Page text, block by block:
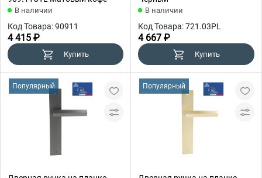
В наличии
Код Товара: 90911
4 415 ₽
Купить
В наличии
Код Товара: 721.03PL
4 667 ₽
Купить
Популярный Популярный